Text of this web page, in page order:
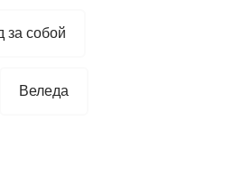
за собой
Веледа